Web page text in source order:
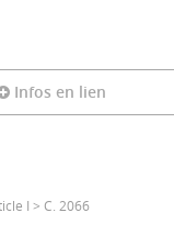
Infos en lien
I > C. 2066